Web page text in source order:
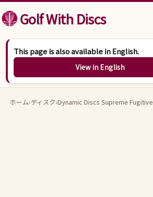
コンテンツへスキップ
Golf With Discs
This page is also available in English.
View in English
ホーム›ディスク›Dynamic Discs Supreme Fugitive